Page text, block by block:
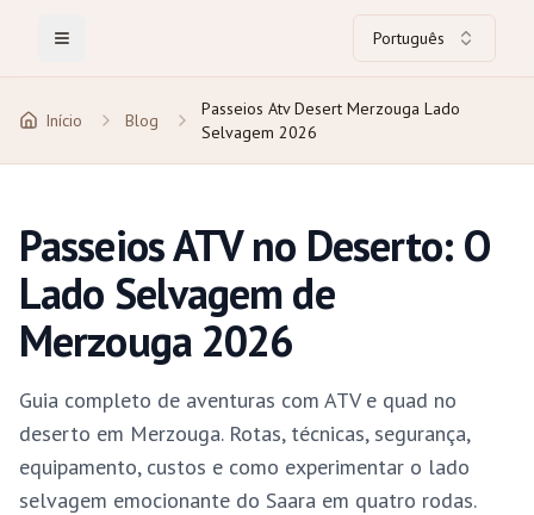
Toggle Menu Português
Início Blog
Passeios Atv Desert Merzouga Lado
Selvagem 2026
Passeios ATV no Deserto: O
Lado Selvagem de
Merzouga 2026
Guia completo de aventuras com ATV e quad no
deserto em Merzouga. Rotas, técnicas, segurança,
equipamento, custos e como experimentar o lado
selvagem emocionante do Saara em quatro rodas.